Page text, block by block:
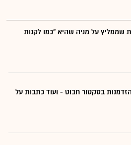
שממליץ על מניה שהיא "כמו לקנות
בסקטור חבוט - ועוד כתבות על